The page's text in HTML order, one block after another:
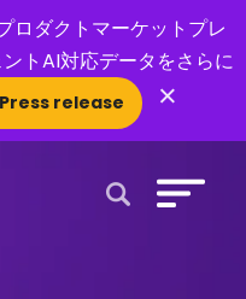
ロダクトマーケットプレ
トAI対応データをさらに
release ×